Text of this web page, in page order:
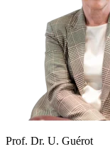
Prof. Dr. U. Guérot